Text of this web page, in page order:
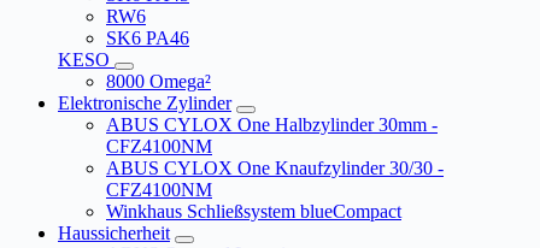
RW6
SK6 PA46
KESO
8000 Omega²
Elektronische Zylinder
ABUS CYLOX One Halbzylinder 30mm -
CFZ4100NM
ABUS CYLOX One Knaufzylinder 30/30 -
CFZ4100NM
Winkhaus Schließsystem blueCompact
Haussicherheit